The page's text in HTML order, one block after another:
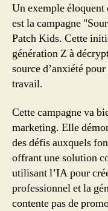
Un exemple éloquent
est la campagne
Patch Kids. Cette
génération Z à
source d’anxiété
travail.
Cette campagne va
marketing. Elle
des défis auxquels
offrant une solution
utilisant l’IA pour
professionnel et la
contente pas de